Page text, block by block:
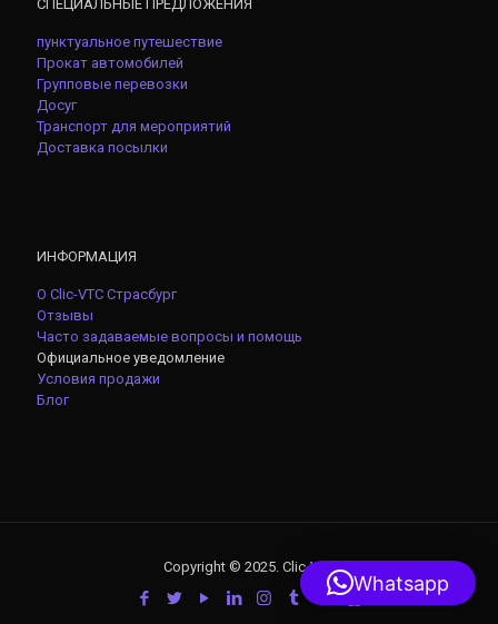
СПЕЦИАЛЬНЫЕ ПРЕДЛОЖЕНИЯ
пунктуальное путешествие
Прокат автомобилей
Групповые перевозки
Досуг
Транспорт для мероприятий
Доставка посылки
ИНФОРМАЦИЯ
О Clic-VTC Страсбург
Отзывы
Часто задаваемые вопросы и помощь
Официальное уведомление
Условия продажи
Блог
Copyright © 2025. Clic-VTC
Whatsapp